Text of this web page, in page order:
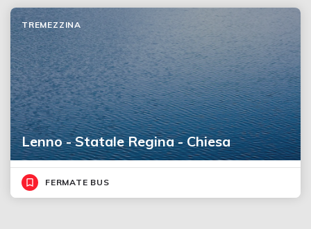
Lenno - Statale Regina - Chiesa
TREMEZZINA
FERMATE BUS